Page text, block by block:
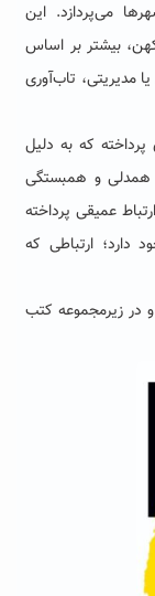
می‌پردازد. این
بیشتر بر اساس
مدیریتی، تاب‌آوری
که به دلیل
همدلی و همبستگی
عمیقی پرداخته
دارد؛ ارتباطی که
در زیرمجموعه کتب